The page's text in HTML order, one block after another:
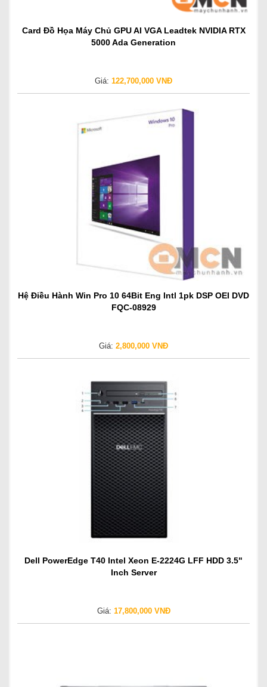
Card Đồ Họa Máy Chủ GPU AI VGA Leadtek NVIDIA RTX
5000 Ada Generation
Giá: 122,700,000 VNĐ
Hệ Điều Hành Win Pro 10 64Bit Eng Intl 1pk DSP OEI DVD
FQC-08929
Giá: 2,800,000 VNĐ
Dell PowerEdge T40 Intel Xeon E-2224G LFF HDD 3.5"
Inch Server
Giá: 17,800,000 VNĐ